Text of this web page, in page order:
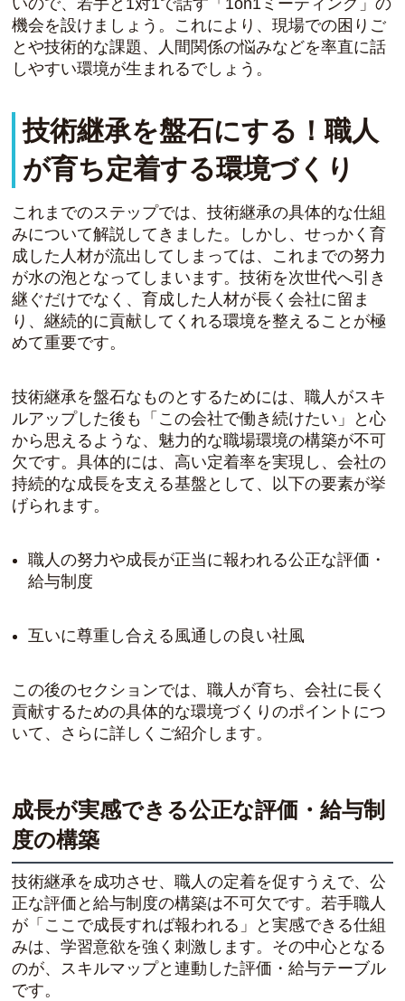
いので、若手と1対1で話す「1on1ミーティング」の
機会を設けましょう。これにより、現場での困りご
とや技術的な課題、人間関係の悩みなどを率直に話
しやすい環境が生まれるでしょう。
技術継承を盤石にする！職人
が育ち定着する環境づくり
これまでのステップでは、技術継承の具体的な仕組
みについて解説してきました。しかし、せっかく育
成した人材が流出してしまっては、これまでの努力
が水の泡となってしまいます。技術を次世代へ引き
継ぐだけでなく、育成した人材が長く会社に留ま
り、継続的に貢献してくれる環境を整えることが極
めて重要です。
技術継承を盤石なものとするためには、職人がスキ
ルアップした後も「この会社で働き続けたい」と心
から思えるような、魅力的な職場環境の構築が不可
欠です。具体的には、高い定着率を実現し、会社の
持続的な成長を支える基盤として、以下の要素が挙
げられます。
職人の努力や成長が正当に報われる公正な評価・
給与制度
互いに尊重し合える風通しの良い社風
この後のセクションでは、職人が育ち、会社に長く
貢献するための具体的な環境づくりのポイントにつ
いて、さらに詳しくご紹介します。
成長が実感できる公正な評価・給与制
度の構築
技術継承を成功させ、職人の定着を促すうえで、公
正な評価と給与制度の構築は不可欠です。若手職人
が「ここで成長すれば報われる」と実感できる仕組
みは、学習意欲を強く刺激します。その中心となる
のが、スキルマップと連動した評価・給与テーブル
です。